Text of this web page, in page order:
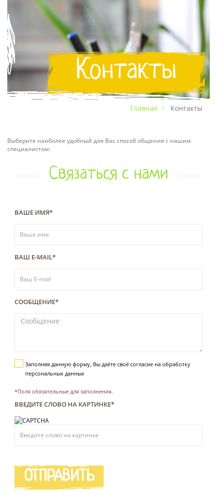
Контакты
Главная Контакты
Выберите наиболее удобный для Вас способ общения с нашим
специалистом:
Связаться с нами
ВАШЕ ИМЯ*
ВАШ E-MAIL*
СООБЩЕНИЕ*
Заполняя данную форму, Вы даёте своё согласие на обработку
персональных данных
*Поля обязательные для заполнения.
ВВЕДИТЕ СЛОВО НА КАРТИНКЕ*
ОТПРАВИТЬ